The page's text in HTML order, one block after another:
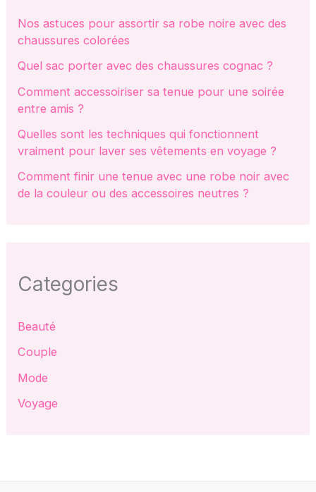
Nos astuces pour assortir sa robe noire avec des
chaussures colorées
Quel sac porter avec des chaussures cognac ?
Comment accessoiriser sa tenue pour une soirée
entre amis ?
Quelles sont les techniques qui fonctionnent
vraiment pour laver ses vêtements en voyage ?
Comment finir une tenue avec une robe noir avec
de la couleur ou des accessoires neutres ?
Categories
Beauté
Couple
Mode
Voyage